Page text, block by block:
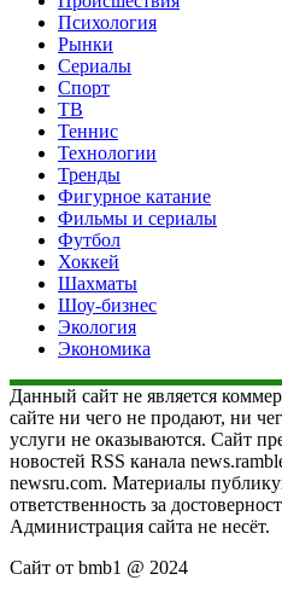
Психология
Рынки
Сериалы
Спорт
ТВ
Теннис
Технологии
Тренды
Фигурное катание
Фильмы и сериалы
Футбол
Хоккей
Шахматы
Шоу-бизнес
Экология
Экономика
Данный сайт не является
сайте ни чего не продают, ни
услуги не оказываются. Сайт
новостей RSS канала
newsru.com. Материалы
ответственность за
Администрация сайта не несёт.
Сайт от bmb1 @ 2024